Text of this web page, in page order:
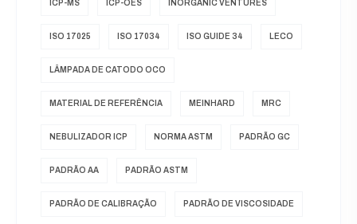
ICP-MS ICP-OES INORGANIC VENTURES
ISO 17025 ISO 17034 ISO GUIDE 34 LECO
LÂMPADA DE CATODO OCO
MATERIAL DE REFERÊNCIA MEINHARD MRC
NEBULIZADOR ICP NORMA ASTM PADRÃO GC
PADRÃO AA PADRÃO ASTM
PADRÃO DE CALIBRAÇÃO PADRÃO DE VISCOSIDADE